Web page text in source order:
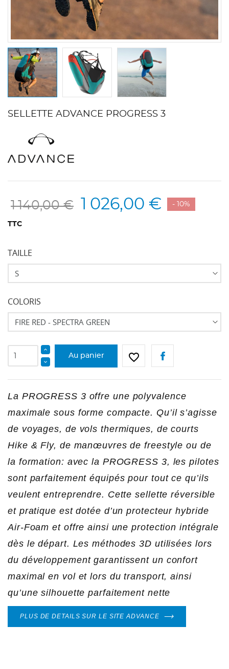
SELLETTE ADVANCE PROGRESS 3
1 140,00 € 1 026,00 € - 10%
TTC
TAILLE
COLORIS
Au panier favorite_border
La PROGRESS 3 offre une polyvalence
maximale sous forme compacte. Qu’il s’agisse
de voyages, de vols thermiques, de courts
Hike & Fly, de manœuvres de freestyle ou de
la formation: avec la PROGRESS 3, les pilotes
sont parfaitement équipés pour tout ce qu’ils
veulent entreprendre. Cette sellette réversible
et pratique est dotée d’un protecteur hybride
Air-Foam et offre ainsi une protection intégrale
dès le départ. Les méthodes 3D utilisées lors
du développement garantissent un confort
maximal en vol et lors du transport, ainsi
qu’une silhouette parfaitement nette
PLUS DE DETAILS SUR LE SITE ADVANCE
AJOUTER À MA LISTE D'ENVIES
add_circle_outline Créer une nouvelle liste
CRÉER UNE LISTE D'ENVIES
NOM DE LA LISTE D'ENVIES
Annuler Créer une liste d'envies
Vous devez être connecté pour ajouter des produits
Annuler Connexion